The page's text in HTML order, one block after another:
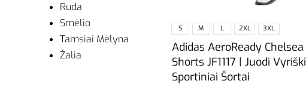
Ruda
Smėlio
Tamsiai Mėlyna
Žalia
S M L 2XL 3XL
Adidas AeroReady Chelsea
Shorts JF1117 | Juodi Vyriški
Sportiniai Šortai